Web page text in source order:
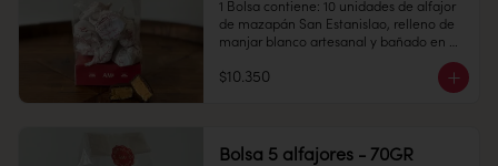
1 Bolsa contiene: 10 unidades de alfajor
de mazapán San Estanislao, relleno de
manjar blanco artesanal y bañado en
Conservación: Mantener sellado en un
Duración: 30 días.
$10.350
Bolsa 5 alfajores - 70GR